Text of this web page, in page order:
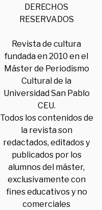
DERECHOS
RESERVADOS
Revista de cultura
fundada en 2010 en el
Máster de Periodismo
Cultural de la
Universidad San Pablo
CEU.
Todos los contenidos de
la revista son
redactados, editados y
publicados por los
alumnos del máster,
exclusivamente con
fines educativos y no
comerciales